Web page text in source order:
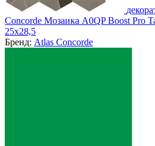
Concorde Мозаика A0QP Boost Pro
25x28,5
Бренд: Atlas Concorde